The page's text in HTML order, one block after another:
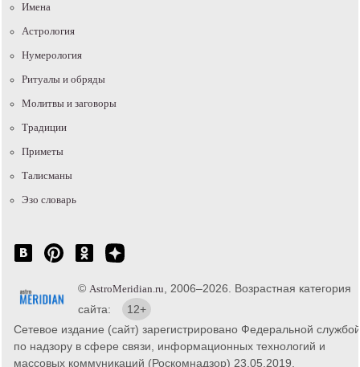
Имена
Астрология
Нумерология
Ритуалы и обряды
Молитвы и заговоры
Традиции
Приметы
Талисманы
Эзо словарь
© AstroMeridian.ru, 2006–2026. Возрастная категория
сайта:
12+
Сетевое издание (сайт) зарегистрировано Федеральной службой
по надзору в сфере связи, информационных технологий и
массовых коммуникаций (Роскомнадзор) 23.05.2019.